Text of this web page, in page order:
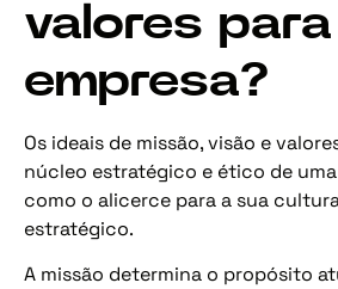
valores
empresa?
Os ideais de missão, visão e
núcleo estratégico e ético de
como o alicerce para a sua
estratégico.
A missão determina o propósito